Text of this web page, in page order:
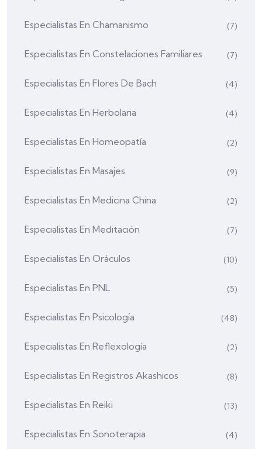
Especialistas En Chamanismo (7)
Especialistas En Constelaciones Familiares (7)
Especialistas En Flores De Bach (4)
Especialistas En Herbolaria (4)
Especialistas En Homeopatía (2)
Especialistas En Masajes (9)
Especialistas En Medicina China (2)
Especialistas En Meditación (7)
Especialistas En Oráculos (10)
Especialistas En PNL (5)
Especialistas En Psicología (48)
Especialistas En Reflexología (2)
Especialistas En Registros Akashicos (8)
Especialistas En Reiki (13)
Especialistas En Sonoterapia (4)